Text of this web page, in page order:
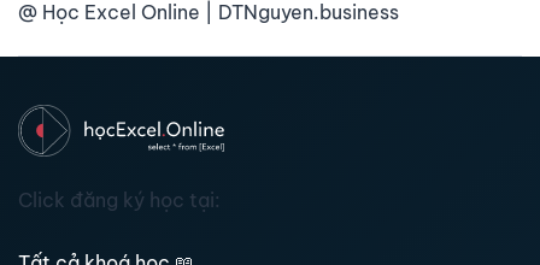
@ Học Excel Online | DTNguyen.business
Click đăng ký học tại: